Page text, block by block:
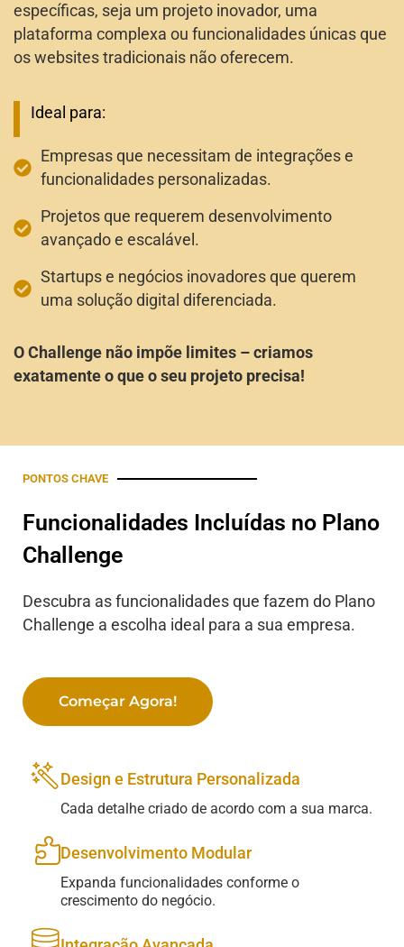
específicas, seja um projeto inovador, uma
plataforma complexa ou funcionalidades únicas que
os websites tradicionais não oferecem.
Ideal para:
Empresas que necessitam de integrações e
funcionalidades personalizadas.
Projetos que requerem desenvolvimento
avançado e escalável.
Startups e negócios inovadores que querem
uma solução digital diferenciada.
O Challenge não impõe limites – criamos
exatamente o que o seu projeto precisa!
PONTOS CHAVE
Funcionalidades Incluídas no Plano
Challenge
Descubra as funcionalidades que fazem do Plano
Challenge a escolha ideal para a sua empresa.
Começar Agora!
Design e Estrutura Personalizada
Cada detalhe criado de acordo com a sua marca.
Desenvolvimento Modular
Expanda funcionalidades conforme o
crescimento do negócio.